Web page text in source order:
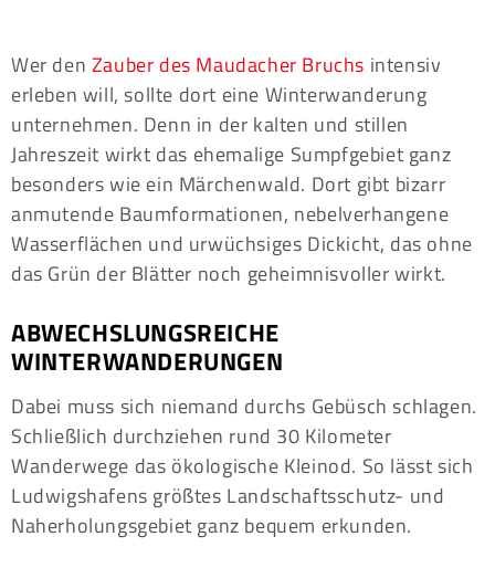
Wer den Zauber des Maudacher Bruchs intensiv
erleben will, sollte dort eine Winterwanderung
unternehmen. Denn in der kalten und stillen
Jahreszeit wirkt das ehemalige Sumpfgebiet ganz
besonders wie ein Märchenwald. Dort gibt bizarr
anmutende Baumformationen, nebelverhangene
Wasserflächen und urwüchsiges Dickicht, das ohne
das Grün der Blätter noch geheimnisvoller wirkt.
ABWECHSLUNGSREICHE
WINTERWANDERUNGEN
Dabei muss sich niemand durchs Gebüsch schlagen.
Schließlich durchziehen rund 30 Kilometer
Wanderwege das ökologische Kleinod. So lässt sich
Ludwigshafens größtes Landschaftsschutz- und
Naherholungsgebiet ganz bequem erkunden.